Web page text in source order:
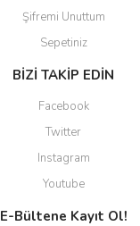
Şifremi Unuttum
Sepetiniz
BİZİ TAKİP EDİN
Facebook
Twitter
Instagram
Youtube
E-Bültene Kayıt Ol!